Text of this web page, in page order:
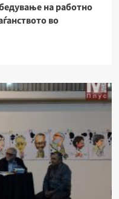
на работно
во